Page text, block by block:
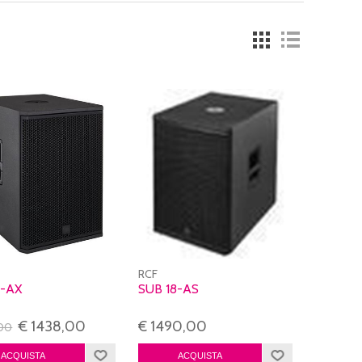
AX
€ 1438,00
RCF
SUB 18-AS
€ 1490,00